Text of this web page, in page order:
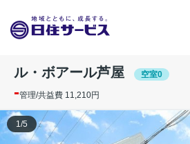
ル・ボアール芦屋 空室0
-管理/共益費 11,210円
1/5